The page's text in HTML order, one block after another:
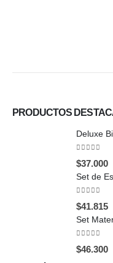
PRODUCTOS
Deluxe
$37.000
Set de
$41.815
Set
$46.300